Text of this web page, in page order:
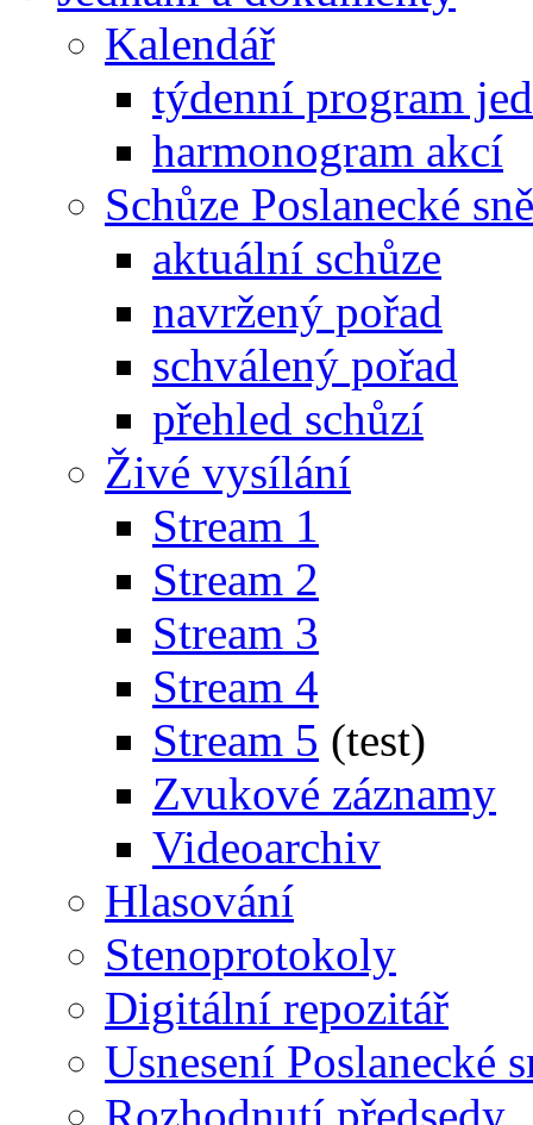
Kalendář
týdenní program
harmonogram akcí
Schůze Poslanecké
aktuální schůze
navržený pořad
schválený pořad
přehled schůzí
Živé vysílání
Stream 1
Stream 2
Stream 3
Stream 4
Stream 5 (test)
Zvukové záznamy
Videoarchiv
Hlasování
Stenoprotokoly
Digitální repozitář
Usnesení Poslanecké